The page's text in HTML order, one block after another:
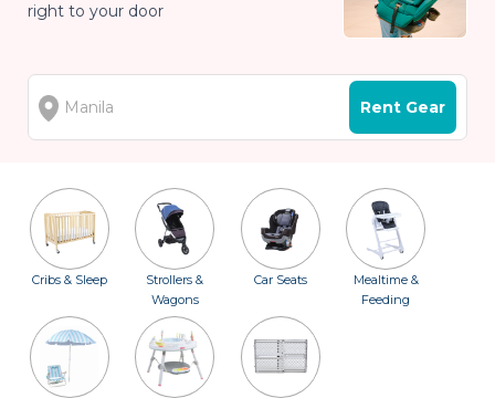
right to your door
Rent Gear
Cribs & Sleep
Strollers &
Wagons
Car Seats
Mealtime &
Feeding